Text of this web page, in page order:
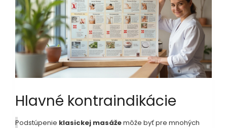
Hlavné kontraindikácie
Podstúpenie klasickej masážemôže byť pre mnohých